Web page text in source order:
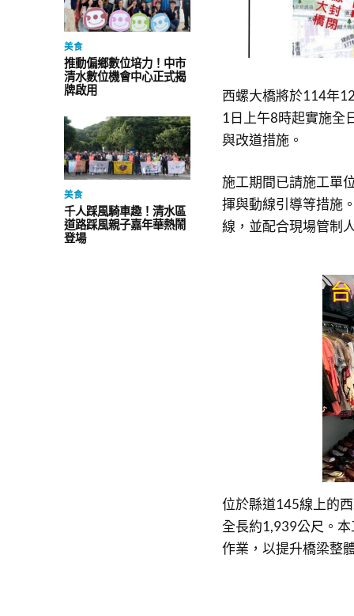
美食
推動偏鄉數位培力！中市
清水數位機會中心正式揭
牌啟用
美食
千人踩風騎車趣！清水區
道路踩風親子嘉年華熱鬧
登場
西螺大橋將於114年
1日上午8時起實施全
與改道措施。
施工期間已請施工單
揮與動線引導等措施
線，並配合現場管制
位於縣道145線上的
全長約1,939公尺。
作業，以提升橋梁整